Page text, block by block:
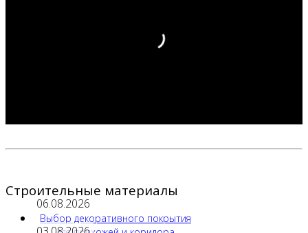
Строительные материалы
06.08.2026
Выбор декоративного покрытия